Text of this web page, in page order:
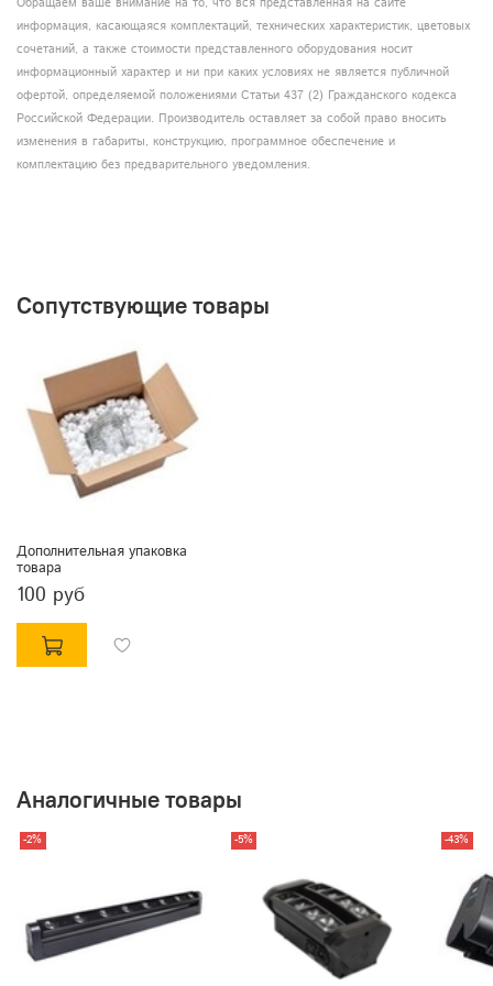
Режимы работы: DMX512, встроенные автоматические
программы, звуковая активация, стробоскоп, мастер-
ведомый.
информация, касающаяся комплектаций, технических характеристик, цветовых
сочетаний, а также стоимости представленного оборудования носит
информационный характер и ни при каких условиях не является публичной
офертой, определяемой положениями Статьи 437 (2) Гражданского кодекса
Российской Федерации. Производитель оставляет за собой право вносить
изменения в габариты, конструкцию, программное обеспечение и
комплектацию без предварительного уведомления.
Сопутствующие товары
Дополнительная упаковка
товара
100 руб
Аналогичные товары
-2% -5% -43%